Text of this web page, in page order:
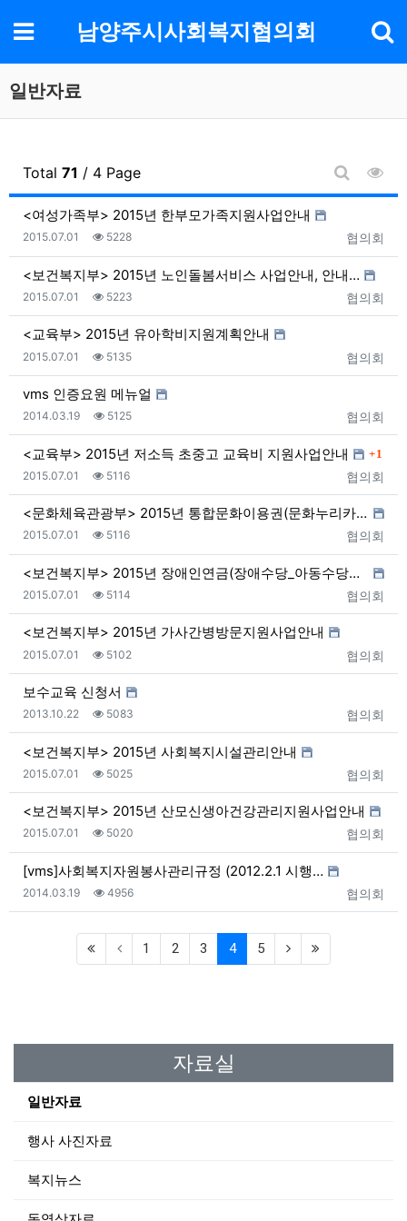
메뉴 남양주시사회복지협의회
일반자료
Total 71 / 4 Page
게시판 검
조
<여성가족부> 2015년 한부모가족지원사업안내
등록자
협의회
등록일
2015.07.01 조회
5228
<보건복지부> 2015년 노인돌봄서비스 사업안내, 안내…
등록자
협의회
등록일
2015.07.01 조회
5223
<교육부> 2015년 유아학비지원계획안내
등록자
협의회
등록일
2015.07.01 조회
5135
vms 인증요원 메뉴얼
등록자
협의회
등록일
2014.03.19 조회
5125
<교육부> 2015년 저소득 초중고 교육비 지원사업안내 댓글
1
등록자
협의회
등록일
2015.07.01 조회
5116
<문화체육관광부> 2015년 통합문화이용권(문화누리카드…
등록자
협의회
등록일
2015.07.01 조회
5116
<보건복지부> 2015년 장애인연금(장애수당_아동수당포…
등록자
협의회
등록일
2015.07.01 조회
5114
<보건복지부> 2015년 가사간병방문지원사업안내
등록자
협의회
등록일
2015.07.01 조회
5102
보수교육 신청서
등록자
협의회
등록일
2013.10.22 조회
5083
<보건복지부> 2015년 사회복지시설관리안내
등록자
협의회
등록일
2015.07.01 조회
5025
<보건복지부> 2015년 산모신생아건강관리지원사업안내
등록자
협의회
등록일
2015.07.01 조회
5020
[vms]사회복지자원봉사관리규정 (2012.2.1 시행…
등록자
협의회
등록일
2014.03.19 조회
4956
1 2 3 4(current)
5
자료실
일반자료
행사 사진자료
복지뉴스